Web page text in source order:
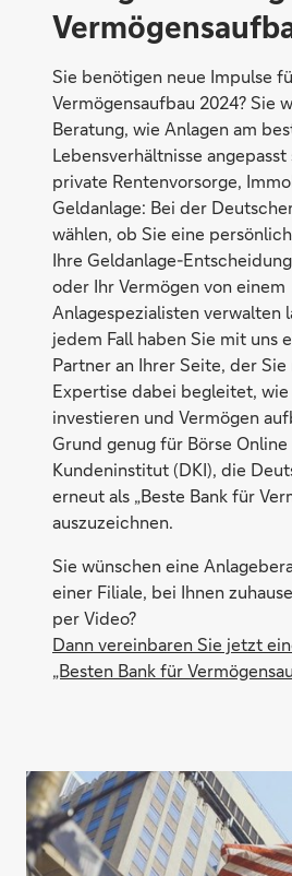
Sie benötigen neue Impulse
Vermögensaufbau 2024? Sie
Beratung, wie Anlagen am
Lebensverhältnisse angepasst
private Rentenvorsorge,
Geldanlage: Bei der
wählen, ob Sie eine
Ihre Geldanlage-
oder Ihr Vermögen von einem
Anlagespezialisten verwalten
jedem Fall haben Sie mit uns
Partner an Ihrer Seite, der
Expertise dabei begleitet, wie
investieren und Vermögen
Grund genug für Börse
Kundeninstitut (DKI), die
erneut als „Beste Bank für
auszuzeichnen.
Sie wünschen eine
einer Filiale, bei Ihnen
per Video?
Dann vereinbaren Sie jetzt
„Besten Bank für